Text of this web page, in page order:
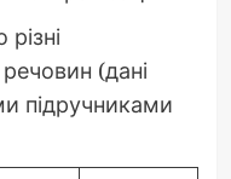
(дані
підручниками